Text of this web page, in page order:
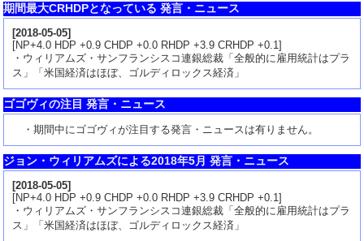
期間最大CRHDPとなっている 発言・ニュース
[2018-05-05]
[NP+4.0 HDP +0.9 CHDP +0.0 RHDP +3.9 CRHDP +0.1]
・ウィリアムズ・サンフランシスコ連銀総裁「全般的に雇用統計はプラ
ス」「米国経済はほぼ、ゴルディロックス経済」
ゴゴヴィの注目 発言・ニュース
・期間中にゴゴヴィが注目する発言・ニュースは有りません。
ジョン・ウィリアムズによる2018年5月 発言・ニュース
[2018-05-05]
[NP+4.0 HDP +0.9 CHDP +0.0 RHDP +3.9 CRHDP +0.1]
・ウィリアムズ・サンフランシスコ連銀総裁「全般的に雇用統計はプラ
ス」「米国経済はほぼ、ゴルディロックス経済」